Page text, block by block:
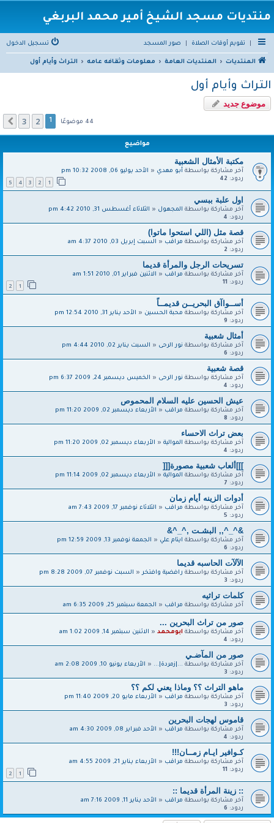
منتديات مسجد الشيخ أمير محمد البربغي
تقويم أوقات الصلاة صور المسجد تسجيل الدخول
المنتديات المنتديات العامة معلومات وثقافه عامه التراث وأيام أول
التراث وأيام أول
موضوع جديد
44 موضوعًا 2
3 التالي
مواضيع
مكتبة الأمثال الشعبية
آخر مشاركة بواسطةأبو مهدي« الأحد يوليو 06, 2008 10:32 pm
ردود: 42
2
3
4
5
اول علبة ببسي
آخر مشاركة بواسطةالمجهول« الثلاثاء أغسطس 31, 2010 4:42 pm
ردود: 4
قصة مثل (اللي استحوا ماتوا)
آخر مشاركة بواسطةمراقب« السبت إبريل 03, 2010 4:37 am
ردود: 2
تسريحات الرجل والمرأة قديما
آخر مشاركة بواسطةمراقب« الاثنين فبراير 01, 2010 1:51 am
ردود: 11
2
أســواآق البحريــن قديمــاً
آخر مشاركة بواسطةمحبة الحسين« الأحد يناير 31, 2010 12:54 pm
ردود: 9
أمثال شعبية
آخر مشاركة بواسطةنور الرحى« السبت يناير 02, 2010 4:44 pm
ردود: 6
قصة شعبية
آخر مشاركة بواسطةنور الرحى« الخميس ديسمبر 24, 2009 6:37 pm
ردود: 4
عيش الحسين عليه السلام المحموص
آخر مشاركة بواسطةمراقب« الأربعاء ديسمبر 02, 2009 11:20 pm
ردود: 8
بعض تراث الاحساء
آخر مشاركة بواسطةالموالية« الأربعاء ديسمبر 02, 2009 11:20 pm
ردود: 4
]]]ألعاب شعبية مصورة[[[
آخر مشاركة بواسطةالموالية« الأربعاء ديسمبر 02, 2009 11:14 pm
ردود: 7
أدوات الزينه أيام زمان‎‎
آخر مشاركة بواسطةمراقب« الثلاثاء نوفمبر 17, 2009 7:43 am
ردود: 5
&^_^,, البشـت ,^_^&
آخر مشاركة بواسطةايتام علي« الجمعة نوفمبر 13, 2009 12:59 pm
ردود: 6
الآلآت الحاسبه قديما
آخر مشاركة بواسطةرافضية وافتخر« السبت نوفمبر 07, 2009 8:28 pm
ردود: 3
كلمات تراثيه
آخر مشاركة بواسطةمراقب« الجمعة سبتمبر 25, 2009 6:35 am
صور من تراث البحرين ...
آخر مشاركة بواسطةابومحمد« الاثنين سبتمبر 14, 2009 1:02 am
ردود: 4
صور من المآضـي
آخر مشاركة بواسطة...|زمردة|...« الأربعاء يونيو 10, 2009 2:08 am
ردود: 3
ماهو التراث ؟؟ وماذا يعني لكم ؟؟
آخر مشاركة بواسطةمراقب« الأربعاء مايو 20, 2009 11:40 pm
ردود: 3
قاموس لهجات البحرين
آخر مشاركة بواسطةمراقب« الأحد فبراير 08, 2009 4:30 am
ردود: 4
كـوافير ايـام زمــان!!!
آخر مشاركة بواسطةمراقب« الأربعاء يناير 21, 2009 4:55 am
ردود: 11
2
:: زينة المرأة قديما ::
آخر مشاركة بواسطةمراقب« الأحد يناير 11, 2009 7:16 am
ردود: 6